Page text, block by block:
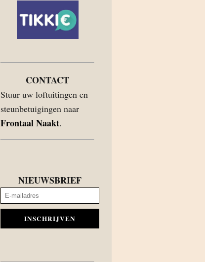
CONTACT
Stuur uw loftuitingen en
steunbetuigingen naar
Frontaal Naakt.
NIEUWSBRIEF
INSCHRIJVEN